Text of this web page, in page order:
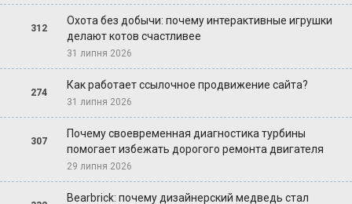
312
Охота без добычи: почему интерактивные игрушки
делают котов счастливее
31 липня 2026
274
Как работает ссылочное продвижение сайта?
31 липня 2026
307
Почему своевременная диагностика турбины
помогает избежать дорогого ремонта двигателя
29 липня 2026
Bearbrick: почему дизайнерский медведь стал